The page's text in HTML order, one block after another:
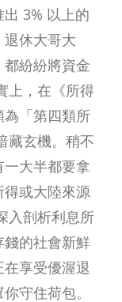
3% 以上的
休大哥大
紛紛將資金
上，在《所得
「第四類所
藏玄機。稍不
大半都要拿
或大陸來源
入剖析利息所
的社會新鮮
享受優渥退
守住荷包。